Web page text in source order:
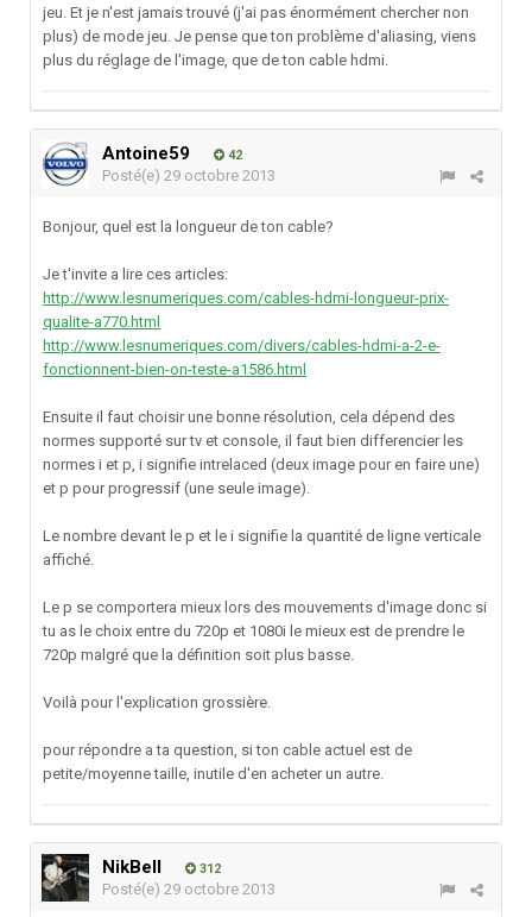
jeu. Et je n'est jamais trouvé (j'ai pas énormément chercher non
plus) de mode jeu. Je pense que ton problème d'aliasing, viens
plus du réglage de l'image, que de ton cable hdmi.
Antoine59 42
Posté(e) 29 octobre 2013
Bonjour, quel est la longueur de ton cable?
Je t'invite a lire ces articles:
http://www.lesnumeriques.com/cables-hdmi-longueur-prix-
qualite-a770.html
http://www.lesnumeriques.com/divers/cables-hdmi-a-2-e-
fonctionnent-bien-on-teste-a1586.html
Ensuite il faut choisir une bonne résolution, cela dépend des
normes supporté sur tv et console, il faut bien differencier les
normes i et p, i signifie intrelaced (deux image pour en faire une)
et p pour progressif (une seule image).
Le nombre devant le p et le i signifie la quantité de ligne verticale
affiché.
Le p se comportera mieux lors des mouvements d'image donc si
tu as le choix entre du 720p et 1080i le mieux est de prendre le
720p malgré que la définition soit plus basse.
Voilà pour l'explication grossière.
pour répondre a ta question, si ton cable actuel est de
petite/moyenne taille, inutile d'en acheter un autre.
NikBell 312
Posté(e) 29 octobre 2013